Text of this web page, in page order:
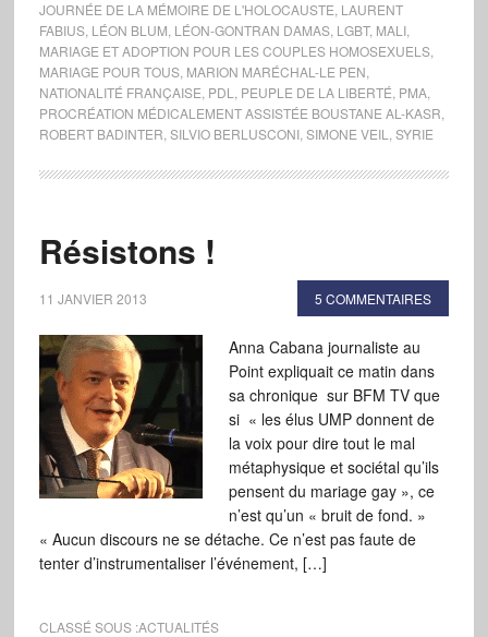
JOURNÉE DE LA MÉMOIRE DE L'HOLOCAUSTE LAURENT
FABIUS, LÉON BLUM LÉON-GONTRAN DAMAS, LGBT, MALI,
MARIAGE ET ADOPTION POUR LES COUPLES HOMOSEXUELS,
MARIAGE POUR TOUS, MARION MARÉCHAL-LE PEN
NATIONALITÉ FRANÇAISE PDL PEUPLE DE LA LIBERTÉ PMA,
PROCRÉATION MÉDICALEMENT ASSISTÉE BOUSTANE AL-KASR
ROBERT BADINTER SILVIO BERLUSCONI, SIMONE VEIL SYRIE
Résistons !
11 JANVIER 2013 5 COMMENTAIRES
Anna Cabana journaliste au
Point expliquait ce matin dans
sa chronique sur BFM TV que
si « les élus UMP donnent de
la voix pour dire tout le mal
métaphysique et sociétal qu’ils
pensent du mariage gay », ce
n’est qu’un « bruit de fond. »
« Aucun discours ne se détache. Ce n’est pas faute de
tenter d’instrumentaliser l’événement, […]
CLASSÉ SOUS :ACTUALITÉS